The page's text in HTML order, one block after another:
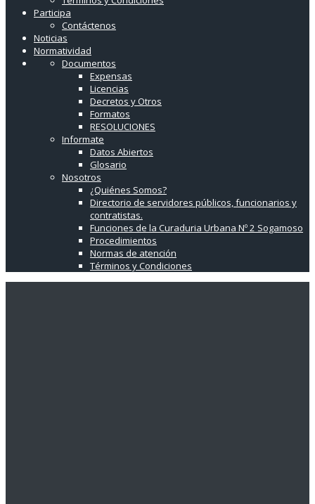
Participa
Contáctenos
Noticias
Normatividad
Documentos
Expensas
Licencias
Decretos y Otros
Formatos
RESOLUCIONES
Informate
Datos Abiertos
Glosario
Nosotros
¿Quiénes Somos?
Directorio de servidores públicos, funcionarios y
contratistas.
Funciones de la Curaduria Urbana Nº 2 Sogamoso
Procedimientos
Normas de atención
Términos y Condiciones